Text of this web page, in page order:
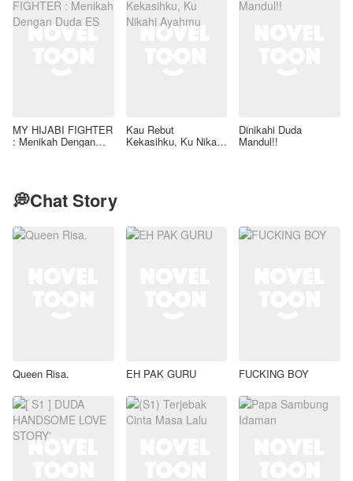
MY HIJABI FIGHTER
: Menikah Dengan
Kau Rebut
Kekasihku, Ku Nikahi
Dinikahi Duda
Mandul!!
💭Chat Story
Queen Risa. EH PAK GURU FUCKING BOY